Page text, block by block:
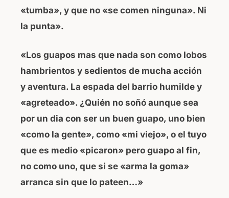
«tumba», y que no «se comen ninguna». Ni
la punta».
«Los guapos mas que nada son como lobos
hambrientos y sedientos de mucha acción
y aventura. La espada del barrio humilde y
«agreteado». ¿Quién no soñó aunque sea
por un dia con ser un buen guapo, uno bien
«como la gente», como «mi viejo», o el tuyo
que es medio «picaron» pero guapo al fin,
no como uno, que si se «arma la goma»
arranca sin que lo pateen…»